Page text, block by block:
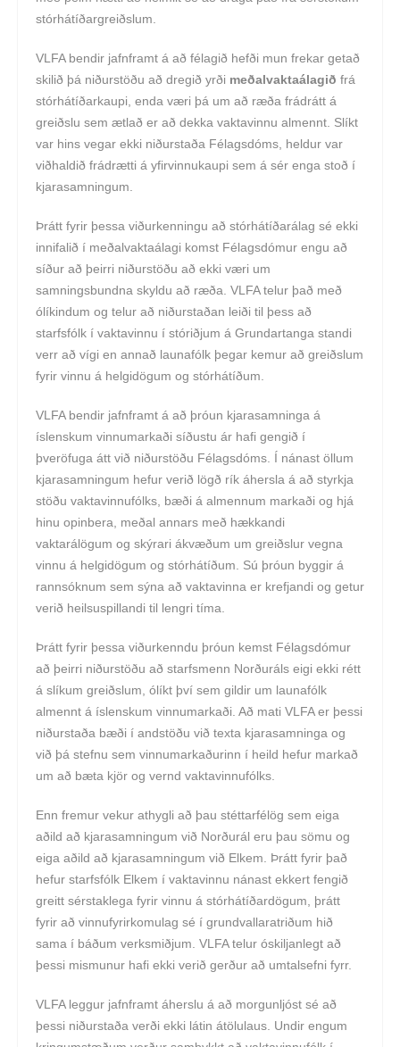
stórhátíðargreiðslum.
VLFA bendir jafnframt á að félagið hefði mun frekar getað
skilið þá niðurstöðu að dregið yrði meðalvaktaálagið frá
stórhátíðarkaupi, enda væri þá um að ræða frádrátt á
greiðslu sem ætlað er að dekka vaktavinnu almennt. Slíkt
var hins vegar ekki niðurstaða Félagsdóms, heldur var
viðhaldið frádrætti á yfirvinnukaupi sem á sér enga stoð í
kjarasamningum.
Þrátt fyrir þessa viðurkenningu að stórhátíðarálag sé ekki
innifalið í meðalvaktaálagi komst Félagsdómur engu að
síður að þeirri niðurstöðu að ekki væri um
samningsbundna skyldu að ræða. VLFA telur það með
ólíkindum og telur að niðurstaðan leiði til þess að
starfsfólk í vaktavinnu í stóriðjum á Grundartanga standi
verr að vígi en annað launafólk þegar kemur að greiðslum
fyrir vinnu á helgidögum og stórhátíðum.
VLFA bendir jafnframt á að þróun kjarasamninga á
íslenskum vinnumarkaði síðustu ár hafi gengið í
þveröfuga átt við niðurstöðu Félagsdóms. Í nánast öllum
kjarasamningum hefur verið lögð rík áhersla á að styrkja
stöðu vaktavinnufólks, bæði á almennum markaði og hjá
hinu opinbera, meðal annars með hækkandi
vaktarálögum og skýrari ákvæðum um greiðslur vegna
vinnu á helgidögum og stórhátíðum. Sú þróun byggir á
rannsóknum sem sýna að vaktavinna er krefjandi og getur
verið heilsuspillandi til lengri tíma.
Þrátt fyrir þessa viðurkenndu þróun kemst Félagsdómur
að þeirri niðurstöðu að starfsmenn Norðuráls eigi ekki rétt
á slíkum greiðslum, ólíkt því sem gildir um launafólk
almennt á íslenskum vinnumarkaði. Að mati VLFA er þessi
niðurstaða bæði í andstöðu við texta kjarasamninga og
við þá stefnu sem vinnumarkaðurinn í heild hefur markað
um að bæta kjör og vernd vaktavinnufólks.
Enn fremur vekur athygli að þau stéttarfélög sem eiga
aðild að kjarasamningum við Norðurál eru þau sömu og
eiga aðild að kjarasamningum við Elkem. Þrátt fyrir það
hefur starfsfólk Elkem í vaktavinnu nánast ekkert fengið
greitt sérstaklega fyrir vinnu á stórhátíðardögum, þrátt
fyrir að vinnufyrirkomulag sé í grundvallaratriðum hið
sama í báðum verksmiðjum. VLFA telur óskiljanlegt að
þessi mismunur hafi ekki verið gerður að umtalsefni fyrr.
VLFA leggur jafnframt áherslu á að morgunljóst sé að
þessi niðurstaða verði ekki látin átölulaus. Undir engum